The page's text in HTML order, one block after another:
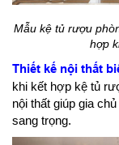
Mẫu kệ tủ rượu
hợp
Thiết kế nội thất
khi kết hợp kệ tủ
nội thất giúp gia
sang trọng.